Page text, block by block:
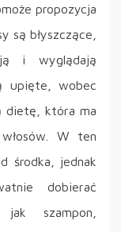
propozycja
są błyszczące,
i wyglądają
upięte, wobec
dietę, która ma
W ten
środka, jednak
dobierać
szampon,